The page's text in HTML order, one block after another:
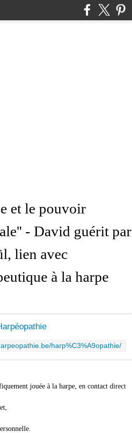
et le pouvoir
- David guérit par
lien avec
à la harpe
harp%C3%A9opathie/
jouée à la harpe, en contact direct